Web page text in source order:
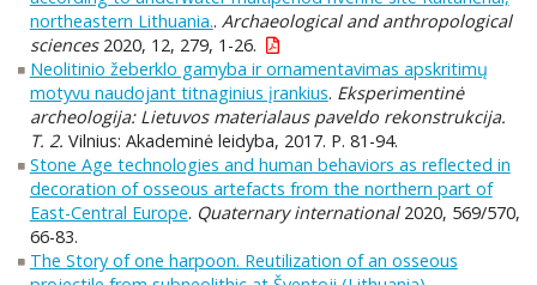
northeastern Lithuania.. Archaeological and anthropological
sciences2020, 12, 279, 1-26.
Neolitinio žeberklo gamyba ir ornamentavimas apskritimų
motyvu naudojant titnaginius įrankius. Eksperimentinė
archeologija: Lietuvos materialaus paveldo rekonstrukcija.
T. 2. Vilnius: Akademinė leidyba, 2017. P. 81-94.
Stone Age technologies and human behaviors as reflected in
decoration of osseous artefacts from the northern part of
East-Central Europe. Quaternary international2020, 569/570,
66-83.
The Story of one harpoon. Reutilization of an osseous